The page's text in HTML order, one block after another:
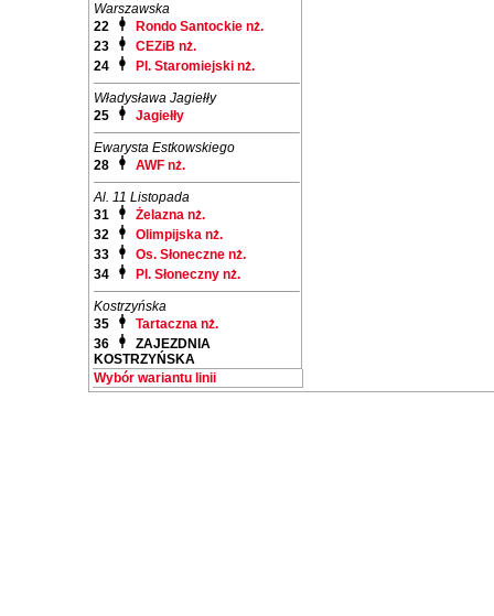
Warszawska
22
Rondo Santockie nż.
23
CEZiB nż.
24
Pl. Staromiejski nż.
Władysława Jagiełły
25
Jagiełły
Ewarysta Estkowskiego
28
AWF nż.
Al. 11 Listopada
31
Żelazna nż.
32
Olimpijska nż.
33
Os. Słoneczne nż.
34
Pl. Słoneczny nż.
Kostrzyńska
35
Tartaczna nż.
36
ZAJEZDNIA
KOSTRZYŃSKA
Wybór wariantu linii